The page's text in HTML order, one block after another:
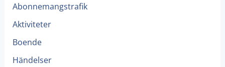
Abonnemangstrafik
Aktiviteter
Boende
Händelser